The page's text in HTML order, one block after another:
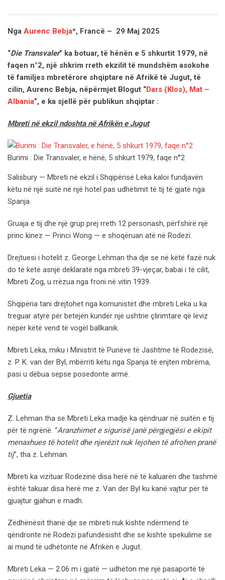
Nga Aurenc Bebja*, Francë – 29 Maj 2025
“Die Transvaler” ka botuar, të hënën e 5 shkurtit 1979, në
faqen n°2, një shkrim rreth ekzilit të mundshëm asokohe
të familjes mbretërore shqiptare në Afrikë të Jugut, të
cilin, Aurenc Bebja, nëpërmjet Blogut “Dars (Klos), Mat –
Albania”, e ka sjellë për publikun shqiptar :
Mbreti në ekzil ndoshta në Afrikën e Jugut
Burimi : Die Transvaler, e hënë, 5 shkurt 1979, faqe n°2
Salisbury — Mbreti në ekzil i Shqipërisë Leka kaloi fundjavën
këtu në një suitë në një hotel pas udhëtimit të tij të gjatë nga
Spanja.
Gruaja e tij dhe një grup prej rreth 12 personash, përfshirë një
princ kinez — Princi Wong — e shoqëruan atë në Rodezi.
Drejtuesi i hotelit z. George Lehman tha dje se në këtë fazë nuk
do të ketë asnjë deklaratë nga mbreti 39-vjeçar, babai i të cilit,
Mbreti Zog, u rrëzua nga froni në vitin 1939.
Shqipëria tani drejtohet nga komunistët dhe mbreti Leka u ka
treguar atyre për betejën kundër një ushtrie çlirimtare që lëviz
nëpër këtë vend të vogël ballkanik.
Mbreti Leka, miku i Ministrit të Punëve të Jashtme të Rodezisë,
z. P. K. van der Byl, mbërriti këtu nga Spanja të enjten mbrëma,
pasi u dëbua sepse posedonte armë.
Gjuetia
Z. Lehman tha se Mbreti Leka madje ka qëndruar në suitën e tij
për të ngrënë. “Aranzhimet e sigurisë janë përgjegjësi e ekipit
menaxhues të hotelit dhe njerëzit nuk lejohen të afrohen pranë
tij”, tha z. Lehman.
Mbreti ka vizituar Rodezinë disa herë në të kaluarën dhe tashmë
është takuar disa herë me z. Van der Byl ku kanë vajtur për të
gjuajtur gjahun e madh.
Zëdhënësit thanë dje se mbreti nuk kishte ndërmend të
qëndronte në Rodezi pafundësisht dhe se kishte spekulime se
ai mund të udhëtonte në Afrikën e Jugut.
Mbreti Leka — 2.06 m i gjatë — udhëton me një pasaportë të